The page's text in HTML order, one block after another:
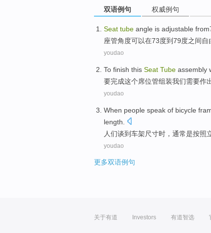
双语例句 权威例句
Seat tube angle is adjustable
座管角度可以在73度到79度之间自
youdao
To finish this Seat Tube assembly
要完成这个席位管组装我们需要作
youdao
When people speak of bicycle
length
人们谈到车架尺寸时， 通常是按照
youdao
更多双语例句
关于有道 Investors 有道智选